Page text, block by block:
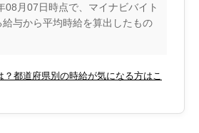
08月07日時点で、マイナビバイト
与から平均時給を算出したもの
？都道府県別の時給が気になる方はこ